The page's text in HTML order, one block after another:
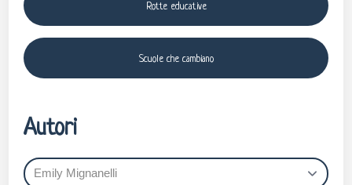
Rotte educative
Scuole che cambiano
Autori